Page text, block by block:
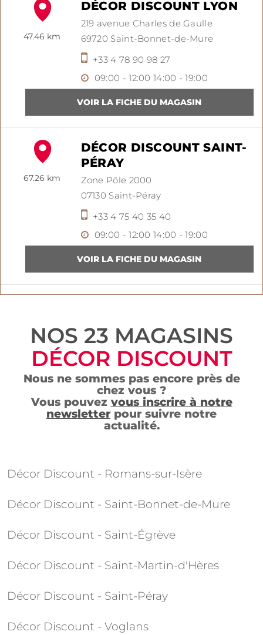
47.46 km
DÉCOR DISCOUNT LYON
219 avenue Charles de Gaulle
69720 Saint-Bonnet-de-Mure
+33 4 78 90 98 27
09:00 - 12:00 14:00 - 19:00
67.26 km
DÉCOR DISCOUNT SAINT-
PÉRAY
Zone Pôle 2000
07130 Saint-Péray
+33 4 75 40 35 40
09:00 - 12:00 14:00 - 19:00
NOS 23 MAGASINS
DÉCOR DISCOUNT
Nous ne sommes pas encore près de
chez vous ?
Vous pouvez vous inscrire à notre
newsletter pour suivre notre
actualité.
Décor Discount - Romans-sur-Isère
Décor Discount - Saint-Bonnet-de-Mure
Décor Discount - Saint-Égrève
Décor Discount - Saint-Martin-d'Hères
Décor Discount - Saint-Péray
Décor Discount - Voglans